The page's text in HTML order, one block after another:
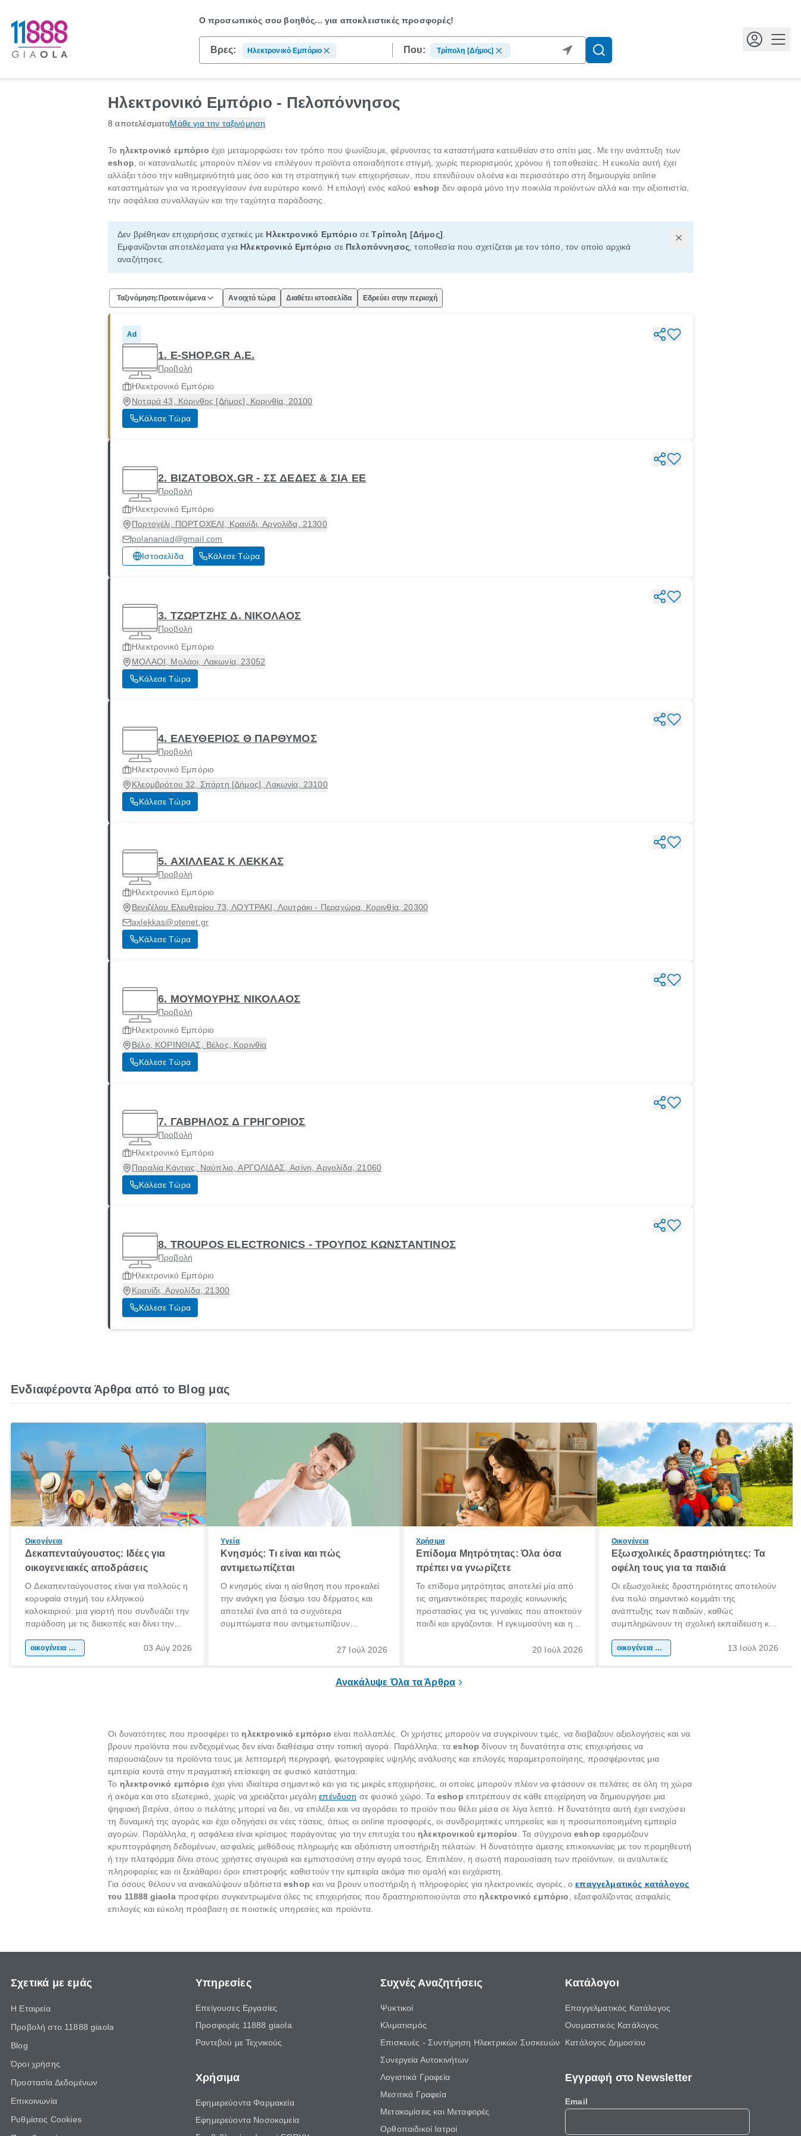
Ο προσωπικός σου βοηθός...για αποκλειστικές προσφορές!
Βρες: Ηλεκτρονικό Εμπόριο Που: Τρίπολη [Δήμος]
Ηλεκτρονικό Εμπόριο - Πελοπόννησος
8 αποτελέσματαΜάθε για την ταξινόμηση
Το ηλεκτρονικό εμπόριο έχει μεταμορφώσει τον τρόπο που ψωνίζουμε, φέρνοντας τα καταστήματα κατευθείαν στο σπίτι μας. Με την ανάπτυξη των
eshop , οι καταναλωτές μπορούν πλέον να επιλέγουν προϊόντα οποιαδήποτε στιγμή, χωρίς περιορισμούς χρόνου ή τοποθεσίας. Η ευκολία αυτή έχει
αλλάξει τόσο την καθημερινότητά μας όσο και τη στρατηγική των επιχειρήσεων, που επενδύουν ολοένα και περισσότερο στη δημιουργία online
καταστημάτων για να προσεγγίσουν ένα ευρύτερο κοινό. Η επιλογή ενός καλού eshop δεν αφορά μόνο την ποικιλία προϊόντων αλλά και την αξιοπιστία,
την ασφάλεια συναλλαγών και την ταχύτητα παράδοσης.
Δεν βρέθηκαν επιχειρήσεις σχετικές με Ηλεκτρονικό Εμπόριο σεΤρίπολη [Δήμος]
Εμφανίζονται αποτελέσματα για Ηλεκτρονικό Εμπόριο σε Πελοπόννησος , τοποθεσία που σχετίζεται με τον τόπο, τον οποίο αρχικά
αναζήτησες.
Ταξινόμηση: Προτεινόμενα Ανοιχτό τώρα Διαθέτει ιστοσελίδα Εδρεύει στην περιοχή
Ad
1. E-SHOP.GR Α.Ε.
Προβολή
Ηλεκτρονικό Εμπόριο
Νοταρά 43, Κόρινθος [Δήμος], Κορινθία, 20100
Κάλεσε Τώρα
2. BIZATOBOX.GR - ΣΣ ΔΕΔΕΣ & ΣΙΑ ΕΕ
Προβολή
Ηλεκτρονικό Εμπόριο
Πορτοχέλι, ΠΟΡΤΟΧΕΛΙ, Κρανίδι, Αργολίδα, 21300
polananiad@gmail.com
Ιστοσελίδα
Κάλεσε Τώρα
3. ΤΖΩΡΤΖΗΣ Δ. ΝΙΚΟΛΑΟΣ
Προβολή
Ηλεκτρονικό Εμπόριο
ΜΟΛΑΟΙ, Μολάοι, Λακωνία, 23052
Κάλεσε Τώρα
4. ΕΛΕΥΘΕΡΙΟΣ Θ ΠΑΡΘΥΜΟΣ
Προβολή
Ηλεκτρονικό Εμπόριο
Κλεομβρότου 32, Σπάρτη [Δήμος], Λακωνία, 23100
Κάλεσε Τώρα
5. ΑΧΙΛΛΕΑΣ Κ ΛΕΚΚΑΣ
Προβολή
Ηλεκτρονικό Εμπόριο
Βενιζέλου Ελευθερίου 73, ΛΟΥΤΡΑΚΙ, Λουτράκι - Περαχώρα, Κορινθία, 20300
axlekkas@otenet.gr
Κάλεσε Τώρα
6. ΜΟΥΜΟΥΡΗΣ ΝΙΚΟΛΑΟΣ
Προβολή
Ηλεκτρονικό Εμπόριο
Βέλο, ΚΟΡΙΝΘΙΑΣ, Βέλος, Κορινθία
Κάλεσε Τώρα
7. ΓΑΒΡΗΛΟΣ Δ ΓΡΗΓΟΡΙΟΣ
Προβολή
Ηλεκτρονικό Εμπόριο
Παραλία Κάντιας, Ναύπλιο, ΑΡΓΟΛΙΔΑΣ, Ασίνη, Αργολίδα, 21060
Κάλεσε Τώρα
8. TROUPOS ELECTRONICS - ΤΡΟΥΠΟΣ ΚΩΝΣΤΑΝΤΙΝΟΣ
Προβολή
Ηλεκτρονικό Εμπόριο
Κρανίδι, Αργολίδα, 21300
Κάλεσε Τώρα
Ενδιαφέροντα Άρθρα από το Blog μας
Οικογένεια
Δεκαπενταύγουστος: Ιδέες για
οικογενειακές αποδράσεις
Ο Δεκαπενταύγουστος είναι για πολλούς η
κορυφαία στιγμή του ελληνικού
καλοκαιριού: μια γιορτή που συνδυάζει την
παράδοση με τις διακοπές και δίνει την
χώρας. Είτε πρόκειται για λίγες μέρες
οικογένεια & παιδί 03 Αύγ 2026
Υγεία
Κνησμός: Τι είναι και πώς
αντιμετωπίζεται
Ο κνησμός είναι η αίσθηση που προκαλεί
την ανάγκη για ξύσιμο του δέρματος και
αποτελεί ένα από τα συχνότερα
συμπτώματα που αντιμετωπίζουν
πληροφορίες για το «κνησμός τι είναι»,
27 Ιούλ 2026
Χρήσιμα
Επίδομα Μητρότητας: Όλα όσα
πρέπει να γνωρίζετε
Το επίδομα μητρότητας αποτελεί μία από
τις σημαντικότερες παροχές κοινωνικής
προστασίας για τις γυναίκες που αποκτούν
παιδί και εργάζονται. Η εγκυμοσύνη και η
σημαντική περίοδος στη ζωή κάθε20 Ιούλ 2026
Οικογένεια
Εξωσχολικές δραστηριότητες: Τα
οφέλη τους για τα παιδιά
Οι εξωσχολικές δραστηριότητες αποτελούν
ένα πολύ σημαντικό κομμάτι της
ανάπτυξης των παιδιών, καθώς
συμπληρώνουν τη σχολική εκπαίδευση και
της προσωπικότητας, της κοινωνικότητας
οικογένεια & παιδί 13 Ιούλ 2026
Ανακάλυψε Όλα τα Άρθρα
Οι δυνατότητες που προσφέρει τοηλεκτρονικό εμπόριο είναι πολλαπλές. Οι χρήστες μπορούν να συγκρίνουν τιμές, να διαβάζουν αξιολογήσεις και να
βρουν προϊόντα που ενδεχομένως δεν είναι διαθέσιμα στην τοπική αγορά. Παράλληλα, ταeshop δίνουν τη δυνατότητα στις επιχειρήσεις να
παρουσιάζουν τα προϊόντα τους με λεπτομερή περιγραφή, φωτογραφίες υψηλής ανάλυσης και επιλογές παραμετροποίησης, προσφέροντας μια
εμπειρία κοντά στην πραγματική επίσκεψη σε φυσικό κατάστημα.
Το ηλεκτρονικό εμπόριο έχει γίνει ιδιαίτερα σημαντικό και για τις μικρές επιχειρήσεις, οι οποίες μπορούν πλέον να φτάσουν σε πελάτες σε όλη τη χώρα
ή ακόμα και στο εξωτερικό, χωρίς να χρειάζεται μεγάληεπένδυση σε φυσικό χώρο. Τα eshop επιτρέπουν σε κάθε επιχείρηση να δημιουργήσει μια
ψηφιακή βιτρίνα, όπου ο πελάτης μπορεί να δει, να επιλέξει και να αγοράσει το προϊόν που θέλει μέσα σε λίγα λεπτά. Η δυνατότητα αυτή έχει ενισχύσει
τη δυναμική της αγοράς και έχει οδηγήσει σε νέες τάσεις, όπως οι online προσφορές, οι συνδρομητικές υπηρεσίες και η προσωποποιημένη εμπειρία
αγορών. Παράλληλα, η ασφάλεια είναι κρίσιμος παράγοντας για την επιτυχία τουηλεκτρονικού εμπορίου . Τα σύγχροναeshop εφαρμόζουν
κρυπτογράφηση δεδομένων, ασφαλείς μεθόδους πληρωμής και αξιόπιστη υποστήριξη πελατών. Η δυνατότητα άμεσης επικοινωνίας με τον προμηθευτή
ή την πλατφόρμα δίνει στους χρήστες σιγουριά και εμπιστοσύνη στην αγορά τους. Επιπλέον, η σωστή παρουσίαση των προϊόντων, οι αναλυτικές
πληροφορίες και οι ξεκάθαροι όροι επιστροφής καθιστούν την εμπειρία ακόμα πιο ομαλή και ευχάριστη.
Για όσους θέλουν να ανακαλύψουν αξιόπισταeshop και να βρουν υποστήριξη ή πληροφορίες για ηλεκτρονικές αγορές, οεπαγγελματικός κατάλογος
του 11888 giaolaπροσφέρει συγκεντρωμένα όλες τις επιχειρήσεις που δραστηριοποιούνται στοηλεκτρονικό εμπόριο , εξασφαλίζοντας ασφαλείς
επιλογές και εύκολη πρόσβαση σε ποιοτικές υπηρεσίες και προϊόντα.
Σχετικά με εμάς
Η Εταιρεία
Προβολή στο 11888 giaola
Blog
Όροι χρήσης
Προστασία Δεδομένων
Επικοινωνία
Ρυθμίσεις Cookies
Υπηρεσίες
Επείγουσες Εργασίες
Προσφορές 11888 giaola
Ραντεβού με Τεχνικούς
Χρήσιμα
Εφημερεύοντα Φαρμακεία
Εφημερεύοντα Νοσοκομεία
Συχνές Αναζητήσεις
Ψυκτικοί
Κλιματισμός
Επισκευές - Συντήρηση Ηλεκτρικών Συσκευών
Συνεργεία Αυτοκινήτων
Λογιστικά Γραφεία
Μεσιτικά Γραφεία
Μετακομίσεις και Μεταφορές
Ορθοπαιδικοί Ιατροί
Κατάλογοι
Επαγγελματικός Κατάλογος
Ονομαστικός Κατάλογος
Κατάλογος Δημοσίου
Εγγραφή στο Newsletter
Email